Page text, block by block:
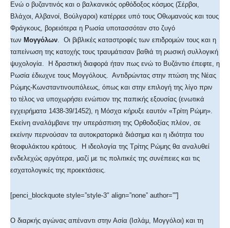
Ενώ ο βυζαντινός και ο βαλκανικός ορθόδοξος κόσμος (Σέρβοι,
Βλάχοι, Αλβανοί, Βούλγαροι) κατέρρεε υπό τους Οθωμανούς και τους
Φράγκους, βορειότερα η Ρωσία υποτασσόταν στο ζυγό
των Μογγόλων. Οι βιβλικές καταστροφές των επιδρομών τους και η
ταπείνωση της κατοχής τους τραυμάτισαν βαθιά τη ρωσική συλλογική
ψυχολογία. Η δραστική διαφορά ήταν πως ενώ το Βυζάντιο έπεφτε, η
Ρωσία έδιωχνε τους Μογγόλους. Αντιδρώντας στην πτώση της Νέας
Ρώμης-Κωνσταντινουπόλεως, όπως και στην επιλογή της λίγο πριν
το τέλος να υποχωρήσει ενώπιον της παπικής εξουσίας (ενωτικά
εγχειρήματα 1438-39/1452), η Μόσχα κήρυξε εαυτόν «Τρίτη Ρώμη».
Εκείνη αναλάμβανε την υπεράσπιση της Ορθοδοξίας πλέον, σε
εκείνην περνούσαν τα αυτοκρατορικά διάσημα και η ιδιότητα του
θεοφυλάκτου κράτους. Η ιδεολογία της Τρίτης Ρώμης θα αναλυθεί
ενδελεχώς αργότερα, μαζί με τις πολιτικές της συνέπειες και τις
εσχατολογικές της προεκτάσεις.
[penci_blockquote style=”style-3″ align=”none” author=””]
Ο διαρκής αγώνας απέναντι στην Ασία (Ισλάμ, Μογγόλοι) και τη